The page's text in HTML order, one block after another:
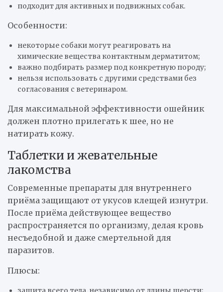
подходит для активных и подвижных собак.
Особенности:
некоторые собаки могут реагировать на
химические вещества контактным дерматитом;
важно подбирать размер под конкретную породу;
нельзя использовать с другими средствами без
согласования с ветеринаром.
Для максимальной эффективности ошейник
должен плотно прилегать к шее, но не
натирать кожу.
Таблетки и жевательные
лакомства
Современные препараты для внутреннего
приёма защищают от укусов клещей изнутри.
После приёма действующее вещество
распространяется по организму, делая кровь
несъедобной и даже смертельной для
паразитов.
Плюсы: